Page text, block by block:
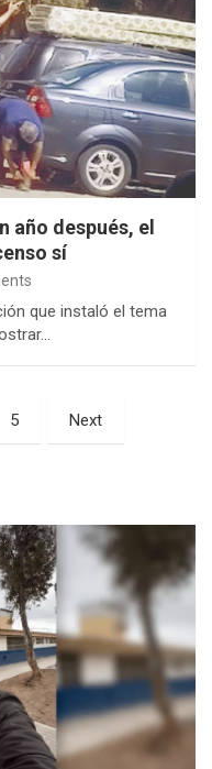
año después, el
sí
que instaló el tema
5 Next